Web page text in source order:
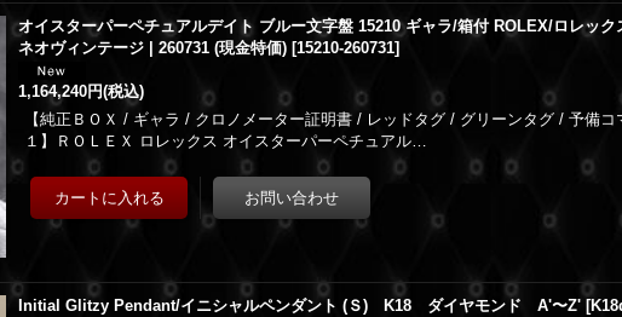
オイスターパーペチュアルデイト ブルー文字盤 15210 ギャラ/箱付 ROLEX/ロレック
ネオヴィンテージ | 260731 (現金特価) [15210-260731]
1,164,240円(税込)
【純正ＢＯＸ / ギャラ / クロノメーター証明書 / レッドタグ / グリーンタグ / 予備コ
１】ＲＯＬＥＸ ロレックス オイスターパーペチュアル…
Initial Glitzy Pendant/イニシャルペンダント (Ｓ) K18 ダイヤモンド A'〜Z' [